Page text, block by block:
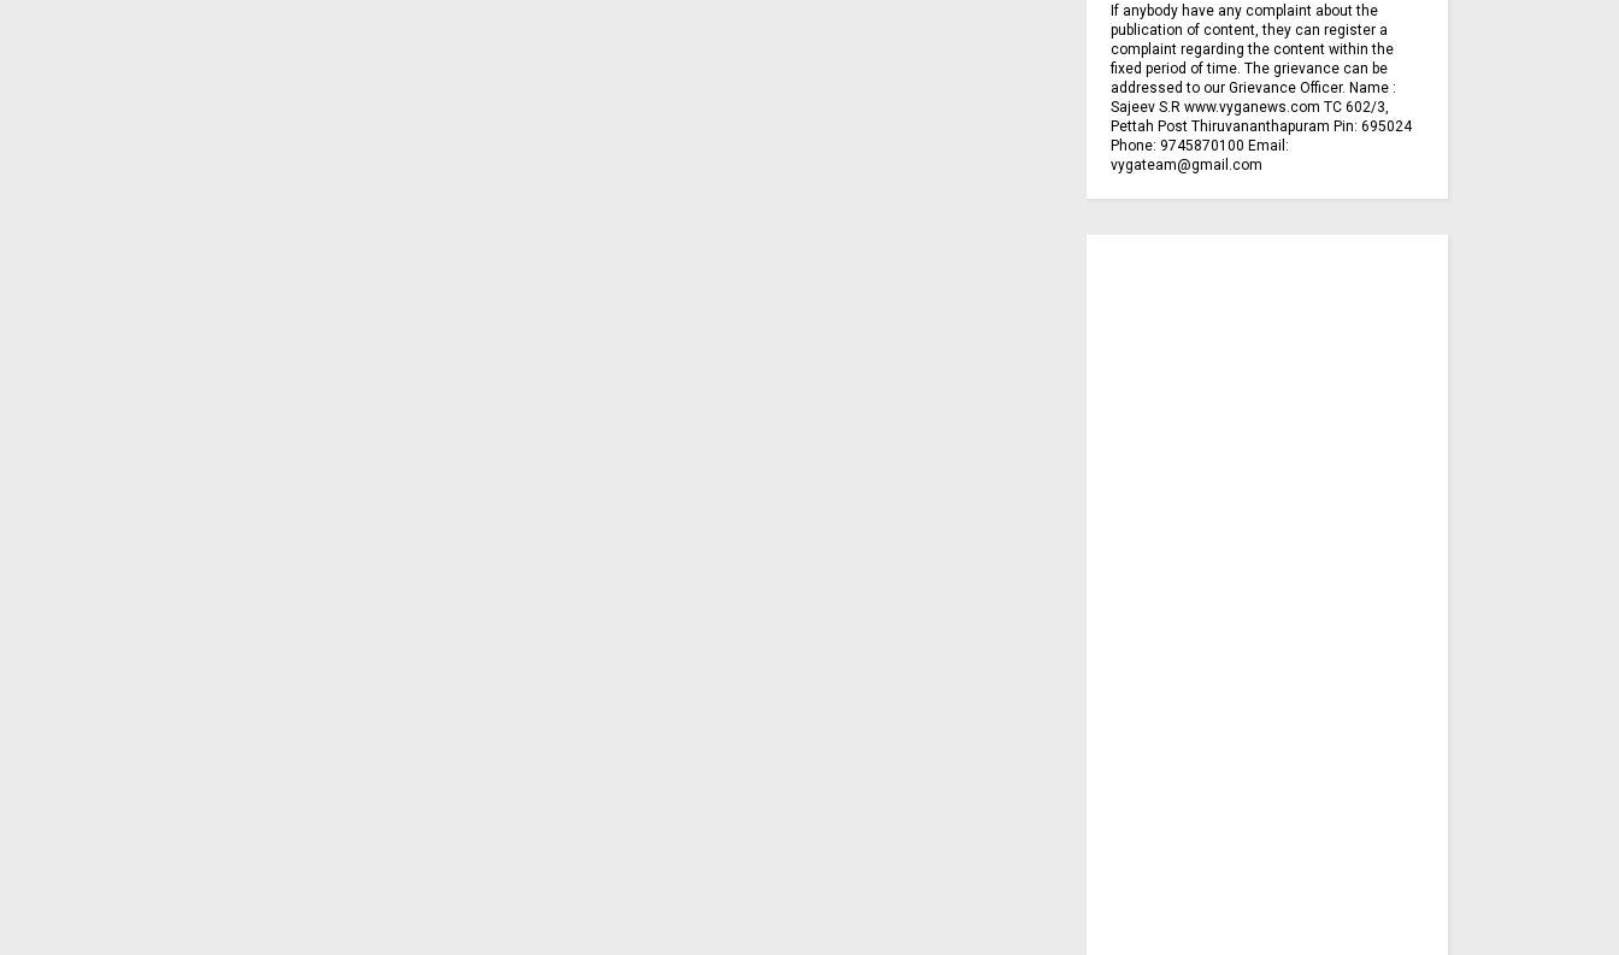
If anybody have any complaint about the
publication of content, they can register a
complaint regarding the content within the
fixed period of time. The grievance can be
addressed to our Grievance Officer. Name :
Sajeev S.R www.vyganews.com TC 602/3,
Pettah Post Thiruvananthapuram Pin: 695024
Phone: 9745870100 Email:
vygateam@gmail.com